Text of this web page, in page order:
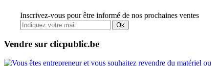
Inscrivez-vous pour être informé de nos prochaines ventes
Ok
Vendre sur clicpublic.be